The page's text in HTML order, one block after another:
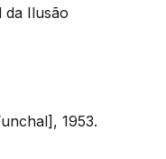
da Ilusão
1953.